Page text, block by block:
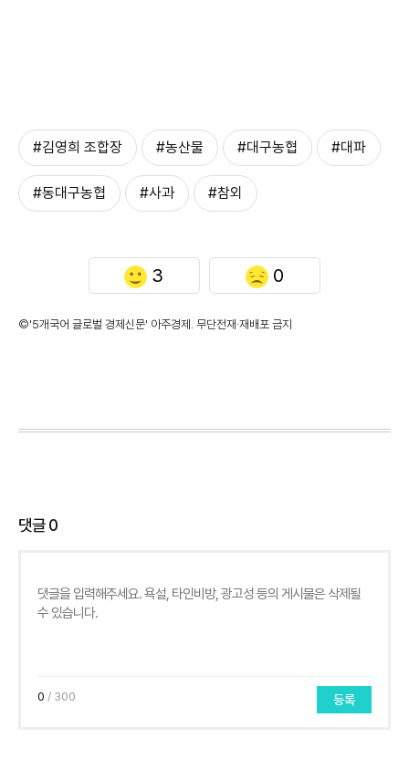
#김영희 조합장 #농산물 #대구농협 #대파
#동대구농협 #사과 #참외
3 0
©'5개국어 글로벌 경제신문' 아주경제. 무단전재·재배포 금지
댓글0
0 / 300 등록